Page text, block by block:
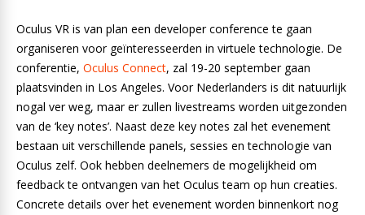
Oculus VR is van plan een developer conference te gaan
organiseren voor geïnteresseerden in virtuele technologie. De
conferentie, Oculus Connect, zal 19-20 september gaan
plaatsvinden in Los Angeles. Voor Nederlanders is dit natuurlijk
nogal ver weg, maar er zullen livestreams worden uitgezonden
van de ‘key notes’. Naast deze key notes zal het evenement
bestaan uit verschillende panels, sessies en technologie van
Oculus zelf. Ook hebben deelnemers de mogelijkheid om
feedback te ontvangen van het Oculus team op hun creaties.
Concrete details over het evenement worden binnenkort nog